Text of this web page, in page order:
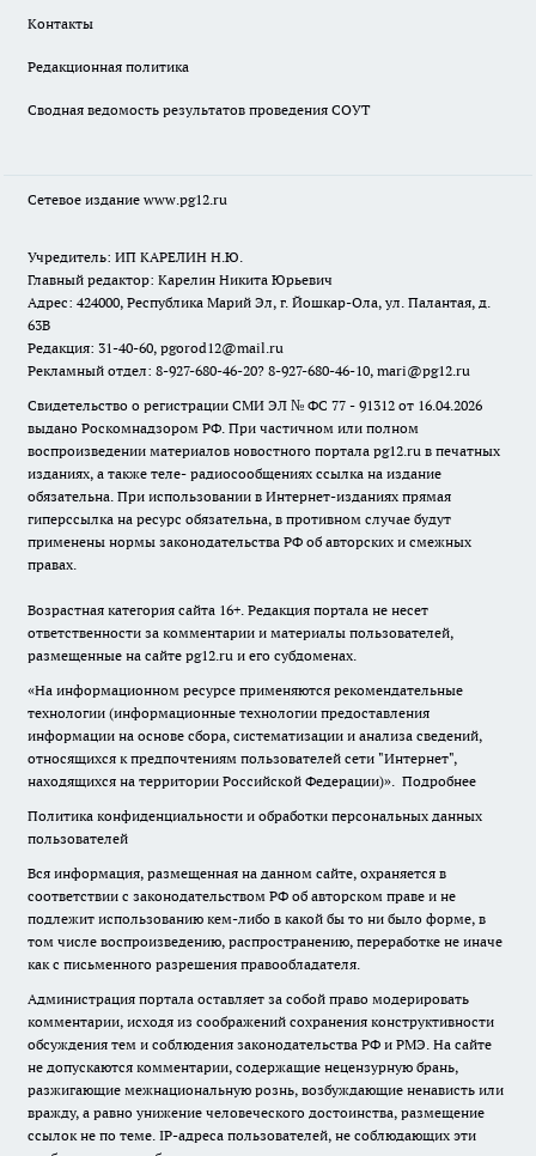
Контакты
Редакционная политика
Сводная ведомость результатов проведения СОУТ
Сетевое издание www.pg12.ru
Учредитель: ИП КАРЕЛИН Н.Ю.
Главный редактор: Карелин Никита Юрьевич
Адрес: 424000, Республика Марий Эл, г. Йошкар-Ола, ул. Палантая, д.
63В
Редакция: 31-40-60, pgorod12@mail.ru
Рекламный отдел: 8-927-680-46-20? 8-927-680-46-10, mari@pg12.ru
Свидетельство о регистрации СМИ ЭЛ № ФС 77 - 91312 от 16.04.2026
выдано Роскомнадзором РФ. При частичном или полном
воспроизведении материалов новостного портала pg12.ru в печатных
изданиях, а также теле- радиосообщениях ссылка на издание
обязательна. При использовании в Интернет-изданиях прямая
гиперссылка на ресурс обязательна, в противном случае будут
применены нормы законодательства РФ об авторских и смежных
правах.
Возрастная категория сайта 16+. Редакция портала не несет
ответственности за комментарии и материалы пользователей,
размещенные на сайте pg12.ru и его субдоменах.
«На информационном ресурсе применяются рекомендательные
технологии (информационные технологии предоставления
информации на основе сбора, систематизации и анализа сведений,
относящихся к предпочтениям пользователей сети "Интернет",
находящихся на территории Российской Федерации)». Подробнее
Политика конфиденциальности и обработки персональных данных
пользователей
Вся информация, размещенная на данном сайте, охраняется в
соответствии с законодательством РФ об авторском праве и не
подлежит использованию кем-либо в какой бы то ни было форме, в
том числе воспроизведению, распространению, переработке не иначе
как с письменного разрешения правообладателя.
Администрация портала оставляет за собой право модерировать
комментарии, исходя из соображений сохранения конструктивности
обсуждения тем и соблюдения законодательства РФ и РМЭ. На сайте
не допускаются комментарии, содержащие нецензурную брань,
разжигающие межнациональную рознь, возбуждающие ненависть или
вражду, а равно унижение человеческого достоинства, размещение
ссылок не по теме. IP-адреса пользователей, не соблюдающих эти